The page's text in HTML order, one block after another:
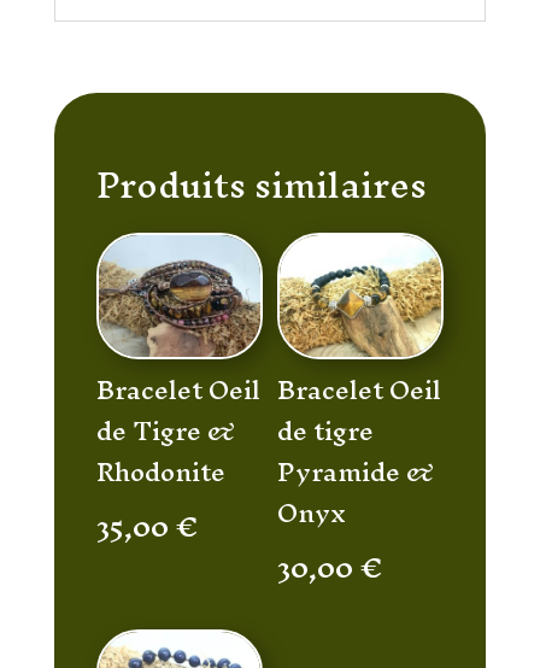
Produits similaires
Bracelet Oeil
de Tigre &
Rhodonite
35,00€
Bracelet Oeil
de tigre
Pyramide &
Onyx
30,00€